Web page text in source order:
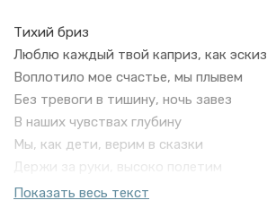
Тихий бриз
Люблю каждый твой каприз, как эскиз
Воплотило мое счастье, мы плывем
Без тревоги в тишину, ночь завез
В наших чувствах глубину
Мы, как дети, верим в сказки
Держи за руки, высоко полетим
В звездном небе, словно пазлы
Показать весь текст